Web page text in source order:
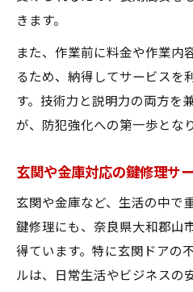
きます。
また、作業前に料金や作業内
るため、納得してサービスを
す。技術力と説明力の両方を
が、防犯強化への第一歩となり
玄関や金庫対応の鍵修理サ
玄関や金庫など、生活の中で
鍵修理にも、奈良県大和郡山
得ています。特に玄関ドアの
ルは、日常生活やビジネスの